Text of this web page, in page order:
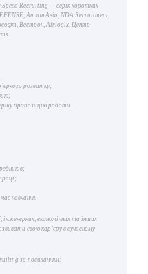
Recruiting — серія коротких
Атлон Авіа, NDA Recruitment,
Вестрон, Airlogix, Центр
розвитку;
пропозицію роботи.
навчання.
інженерних, економічних та інших
свою кар’єру в сучасному
за посиланням: